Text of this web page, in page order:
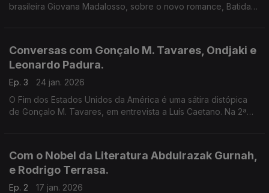
brasileira Giovana Madalosso, sobre o novo romance, Batida
Conversas com Gonçalo M. Tavares, Ondjaki e
Leonardo Padura.
Ep. 3
24 jan. 2026
O Fim dos Estados Unidos da América é uma sátira distópica
de Gonçalo M. Tavares, em entrevista a Luís Caetano. Na 2ª
Com o Nobel da Literatura Abdulrazak Gurnah,
e Rodrigo Terrasa.
Ep. 2
17 jan. 2026